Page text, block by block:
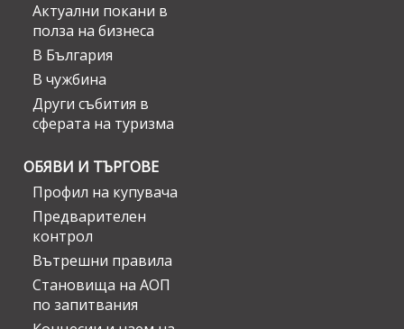
Актуални покани в
полза на бизнеса
В България
В чужбина
Други събития в
сферата на туризма
ОБЯВИ И ТЪРГОВЕ
Профил на купувача
Предварителен
контрол
Вътрешни правила
Становища на АОП
по запитвания